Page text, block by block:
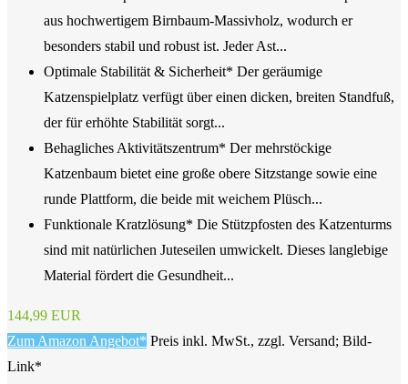
aus hochwertigem Birnbaum-Massivholz, wodurch er
besonders stabil und robust ist. Jeder Ast...
Optimale Stabilität & Sicherheit* Der geräumige
Katzenspielplatz verfügt über einen dicken, breiten Standfuß,
der für erhöhte Stabilität sorgt...
Behagliches Aktivitätszentrum* Der mehrstöckige
Katzenbaum bietet eine große obere Sitzstange sowie eine
runde Plattform, die beide mit weichem Plüsch...
Funktionale Kratzlösung* Die Stützpfosten des Katzenturms
sind mit natürlichen Juteseilen umwickelt. Dieses langlebige
Material fördert die Gesundheit...
144,99 EUR
Zum Amazon Angebot* Preis inkl. MwSt., zzgl. Versand; Bild-
Link*